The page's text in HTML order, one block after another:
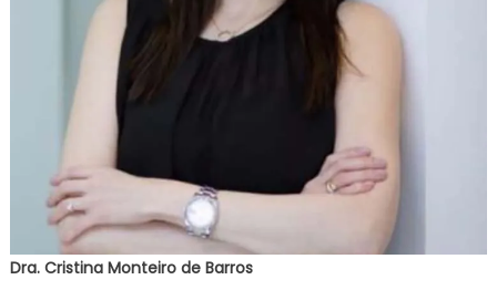
Dra. Cristina Monteiro de Barros